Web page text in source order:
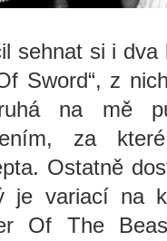
sehnat si i dva
Sword“, z
na mě
za
Ostatně
je variací na
Of The